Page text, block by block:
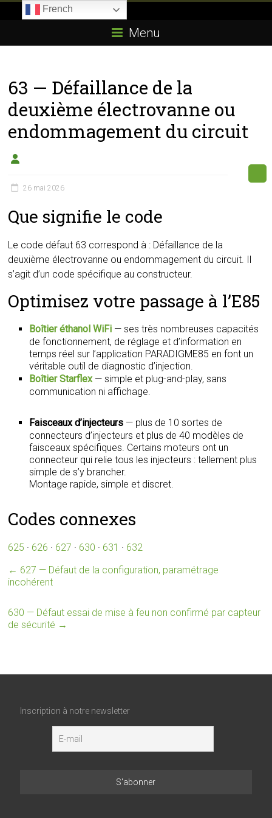
E85.com
passion
du
boîtier
éthanol
Menu
63 — Défaillance de la
deuxième électrovanne ou
endommagement du circuit
26 mai 2026
Que signifie le code
Le code défaut 63 correspond à : Défaillance de la
deuxième électrovanne ou endommagement du circuit. Il
s’agit d’un code spécifique au constructeur.
Optimisez votre passage à l’E85
Boîtier éthanol WiFi — ses très nombreuses capacités
de fonctionnement, de réglage et d’information en
temps réel sur l’application PARADIGME85 en font un
véritable outil de diagnostic d’injection.
Boîtier Starflex— simple et plug-and-play, sans
communication ni affichage.
Faisceaux d’injecteurs — plus de 10 sortes de
connecteurs d’injecteurs et plus de 40 modèles de
faisceaux spécifiques. Certains moteurs ont un
connecteur qui relie tous les injecteurs : tellement plus
simple de s’y brancher.
Montage rapide, simple et discret.
Codes connexes
625 · 626 · 627 · 630 · 631 · 632
← 627 — Défaut de la configuration, paramétrage
incohérent
630 — Défaut essai de mise à feu non confirmé par capteur
de sécurité →
Inscription à notre newsletter
French